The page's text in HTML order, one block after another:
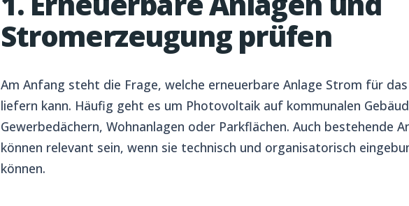
Stromerzeugung prüfen
Am Anfang steht die Frage, welche erneuerbare Anlage Strom für
liefern kann. Häufig geht es um Photovoltaik auf kommunalen
Gewerbedächern, Wohnanlagen oder Parkflächen. Auch bestehende
können relevant sein, wenn sie technisch und organisatorisch
können.